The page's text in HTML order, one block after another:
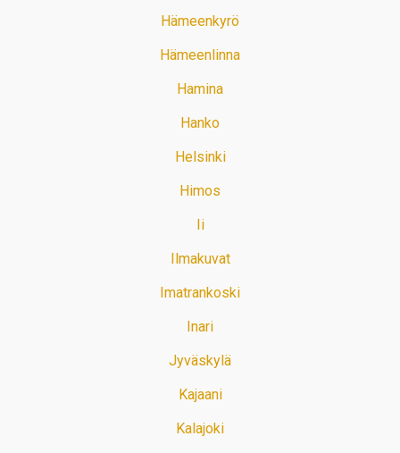
Hämeenkyrö
Hämeenlinna
Hamina
Hanko
Helsinki
Himos
Ii
Ilmakuvat
Imatrankoski
Inari
Jyväskylä
Kajaani
Kalajoki